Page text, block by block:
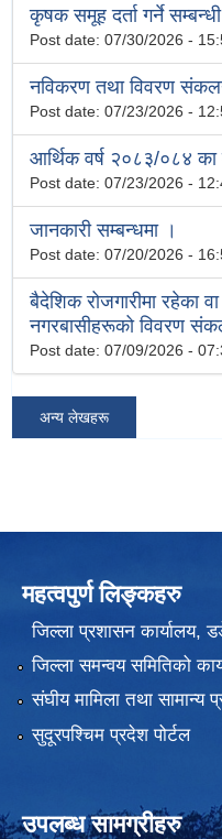
कृषक समूह दर्ता गर्ने
Post date: 07/30/2026 -
नविकरण तथा विवरण
Post date: 07/23/2026 -
आर्थिक वर्ष २०८३/०८४
Post date: 07/23/2026 -
जानकारी सम्बन्धमा ।
Post date: 07/20/2026 -
बैदेशिक रोजगारीमा रहेका
नगरबासीहरूको विवरण
Post date: 07/09/2026 -
अन्य लेखहरू
महत्वपुर्ण लिङ्कहरु
जिल्ला प्रशासन कार्यालय,
जिल्ला समन्वय समितिको
संघीय मामिला तथा सामान्य
सुदूरपश्चिम प्रदेश पोर्टल
उपलब्ध सामग्रीहरु